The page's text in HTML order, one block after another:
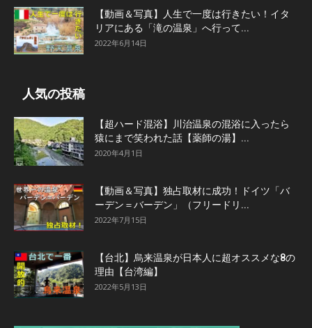
【動画＆写真】人生で一度は行きたい！イタ
リアにある「滝の温泉」へ行って...
2022年6月14日
人気の投稿
【超ハード混浴】川治温泉の混浴に入ったら
猿にまで笑われた話【薬師の湯】...
2020年4月1日
【動画＆写真】独占取材に成功！ドイツ「バ
ーデン＝バーデン」（フリードリ...
2022年7月15日
【台北】烏来温泉が日本人に超オススメな8の
理由【台湾編】
2022年5月13日